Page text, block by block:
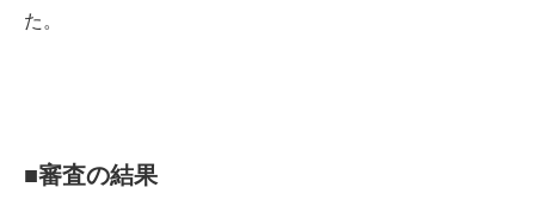
た。
■審査の結果